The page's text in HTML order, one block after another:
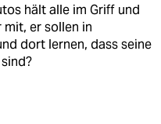
hält alle im Griff und
er sollen in
dort lernen, dass seine